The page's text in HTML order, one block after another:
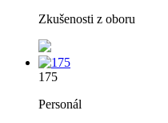
Zkušenosti z oboru
175
Personál